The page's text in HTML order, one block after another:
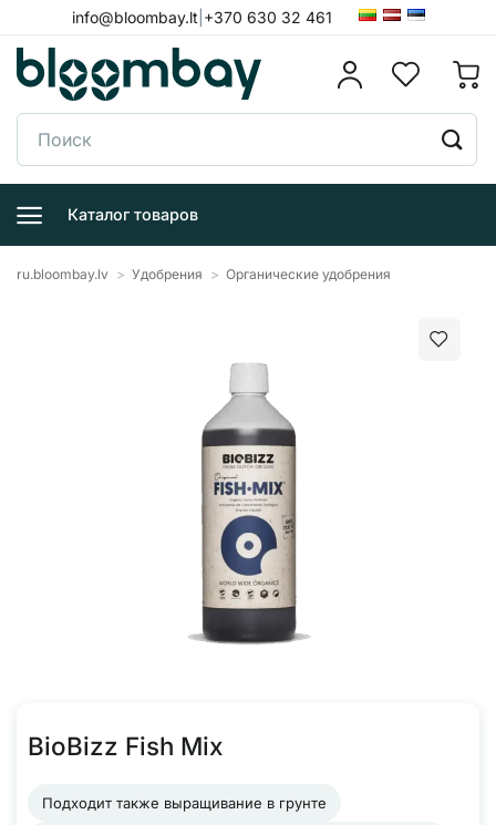
to
content
info@bloombay.lt +370 630 32 461
Поиск:
Каталог товаров
ru.bloombay.lv > Удобрения > Органические удобрения
BioBizz Fish Mix
Подходит также выращивание в грунте